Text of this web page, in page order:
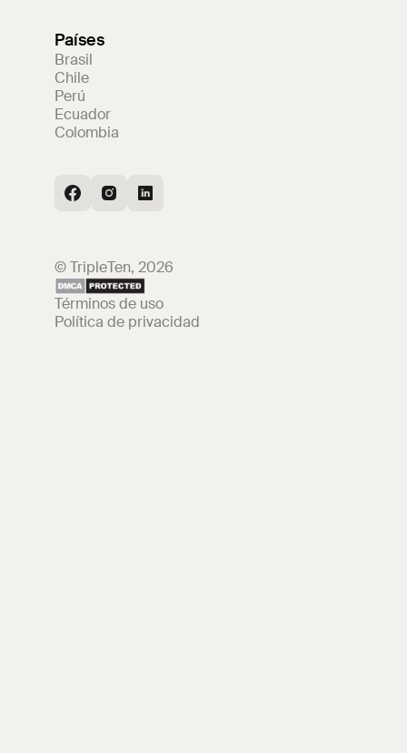
Países
Brasil
Chile
Perú
Ecuador
Colombia
© TripleTen, 2026
Términos de uso
Política de privacidad